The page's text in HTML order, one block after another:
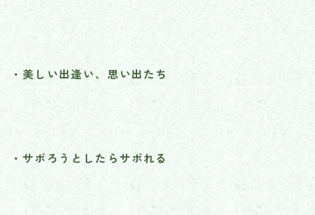
・美しい出逢い、思い出たち
・サボろうとしたらサボれる